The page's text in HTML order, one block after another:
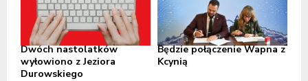
Dwóch nastolatków
wyłowiono z Jeziora
Durowskiego
Będzie połączenie Wapna z
Kcynią